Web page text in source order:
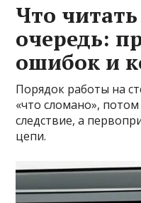
Что
очередь:
ошибок и
Порядок работы на
«что сломано»,
следствие, а
цепи.